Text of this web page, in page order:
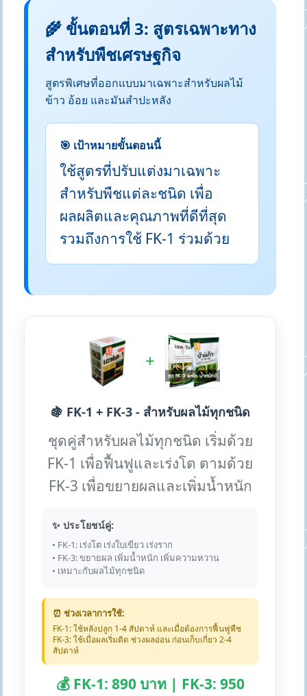
🌾 ขั้นตอนที่ 3: สูตรเฉพาะทาง
สำหรับพืชเศรษฐกิจ
สูตรพิเศษที่ออกแบบมาเฉพาะสำหรับผลไม้
ข้าว อ้อย และมันสำปะหลัง
🎯 เป้าหมายขั้นตอนนี้
ใช้สูตรที่ปรับแต่งมาเฉพาะ
สำหรับพืชแต่ละชนิด เพื่อ
ผลผลิตและคุณภาพที่ดีที่สุด
รวมถึงการใช้ FK-1 ร่วมด้วย
+
🍇 FK-1 + FK-3 - สำหรับผลไม้ทุกชนิด
ชุดคู่สำหรับผลไม้ทุกชนิด เริ่มด้วย
FK-1 เพื่อฟื้นฟูและเร่งโต ตามด้วย
FK-3 เพื่อขยายผลและเพิ่มน้ำหนัก
✨ ประโยชน์คู่:
• FK-1: เร่งโต เร่งใบเขียว เร่งราก
• FK-3: ขยายผล เพิ่มน้ำหนัก เพิ่มความหวาน
• เหมาะกับผลไม้ทุกชนิด
⏰ ช่วงเวลาการใช้:
FK-1: ใช้หลังปลูก 1-4 สัปดาห์ และเมื่อต้องการฟื้นฟูพืช
FK-3: ใช้เมื่อผลเริ่มติด ช่วงผลอ่อน ก่อนเก็บเกี่ยว 2-4
สัปดาห์
💰 FK-1: 890 บาท | FK-3: 950